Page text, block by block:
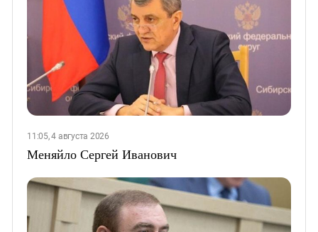
11:05, 4 августа 2026
Меняйло Сергей Иванович